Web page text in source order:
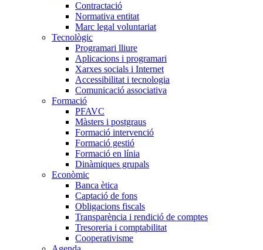
Contractació
Normativa entitat
Marc legal voluntariat
Tecnològic
Programari lliure
Aplicacions i programari
Xarxes socials i Internet
Accessibilitat i tecnologia
Comunicació associativa
Formació
PFAVC
Màsters i postgraus
Formació intervenció
Formació gestió
Formació en línia
Dinàmiques grupals
Econòmic
Banca ètica
Captació de fons
Obligacions fiscals
Transparència i rendició de comptes
Tresoreria i comptabilitat
Cooperativisme